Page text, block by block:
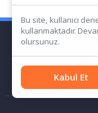
Bu site, kullanıcı
kullanmaktadır.
olursunuz.
Kabul Et